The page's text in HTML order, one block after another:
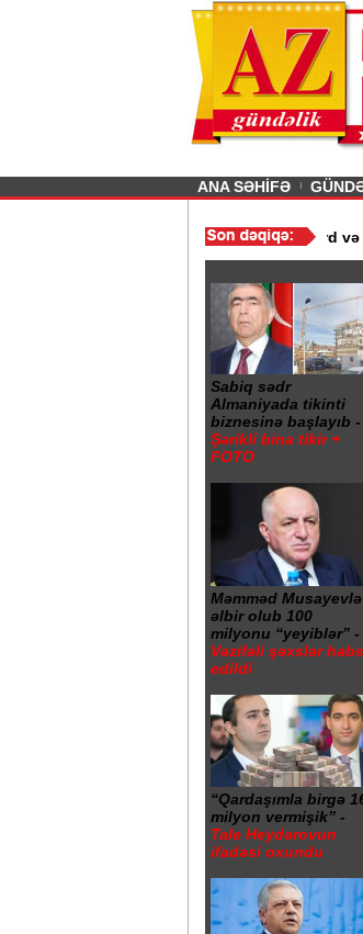
Previous
ANA SƏHİFƏ
Gədəbəydə 3 məktəb
Sabiq sədr
Almaniyada tikinti
biznesinə başlayıb -
Şərikli bina tikir +
FOTO
Məmməd Musayevlə
əlbir olub 100
milyonu “yeyiblər” -
Vəzifəli şəxslər həbs
edildi
“Qardaşımla birgə
milyon vermişik” -
Tale Heydərovun
ifadəsi oxundu